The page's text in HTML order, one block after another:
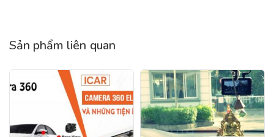
Sản phẩm liên quan